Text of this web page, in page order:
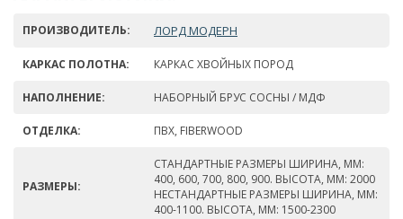
ПРОИЗВОДИТЕЛЬ: ЛОРД МОДЕРН
КАРКАС ПОЛОТНА: КАРКАС ХВОЙНЫХ ПОРОД
НАПОЛНЕНИЕ: НАБОРНЫЙ БРУС СОСНЫ / МДФ
ОТДЕЛКА: ПВХ, FIBERWOOD
РАЗМЕРЫ:
СТАНДАРТНЫЕ РАЗМЕРЫ ШИРИНА, ММ:
400, 600, 700, 800, 900. ВЫСОТА, ММ: 2000
НЕСТАНДАРТНЫЕ РАЗМЕРЫ ШИРИНА, ММ:
400-1100. ВЫСОТА, ММ: 1500-2300